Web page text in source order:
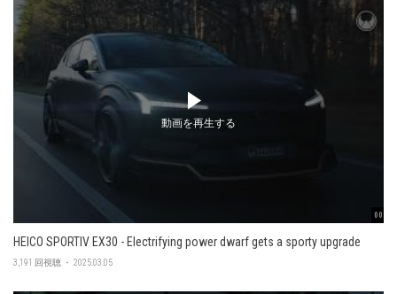
00:48
動画を再生する
HEICO SPORTIV EX30 - Electrifying power dwarf gets a sporty upgrade
3,191 回視聴 ・ 2025.03.05